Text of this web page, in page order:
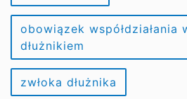
obowiązek współdziałania
dłużnikiem
zwłoka dłużnika